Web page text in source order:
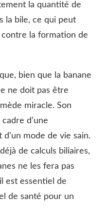
la quantité de
la bile, ce qui peut
la formation de
bien que la banane
ne doit pas être
miracle. Son
d’une
mode de vie sain.
de calculs biliaires,
ne les fera pas
est essentiel de
de santé pour un